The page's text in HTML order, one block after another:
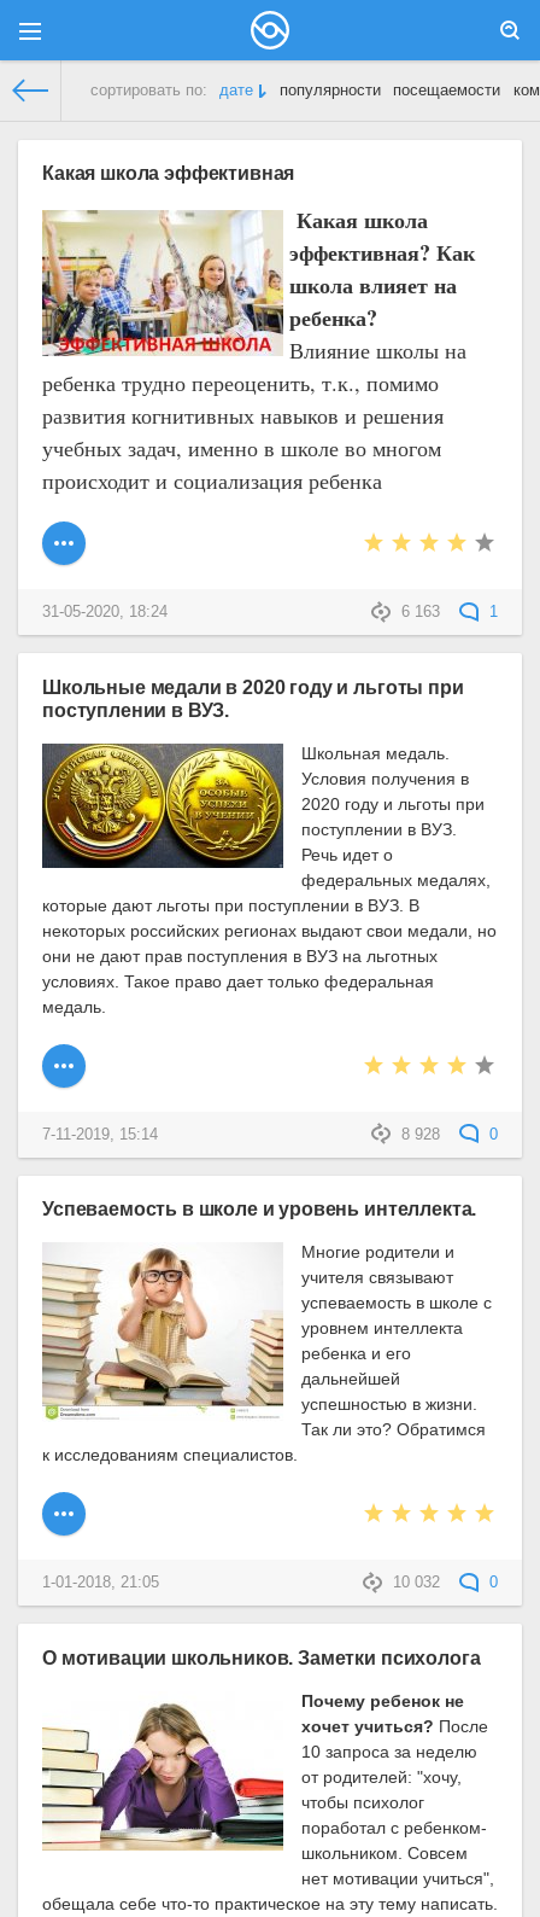
сортировать по: дате популярности посещаемости
Какая школа эффективная
Какая школа
эффективная? Как
школа влияет на
ребенка?
Влияние школы на
ребенка трудно переоценить, т.к., помимо
развития когнитивных навыков и решения
учебных задач, именно в школе во многом
происходит и социализация ребенка
6 163 1
31-05-2020, 18:24
Школьные медали в 2020 году и льготы при
поступлении в ВУЗ.
Школьная медаль.
Условия получения в
2020 году и льготы при
поступлении в ВУЗ.
Речь идет о
федеральных медалях,
которые дают льготы при поступлении в ВУЗ. В
некоторых российских регионах выдают свои медали, но
они не дают прав поступления в ВУЗ на льготных
условиях. Такое право дает только федеральная
медаль.
8 928 0
7-11-2019, 15:14
Успеваемость в школе и уровень интеллекта.
Многие родители и
учителя связывают
успеваемость в школе с
уровнем интеллекта
ребенка и его
дальнейшей
успешностью в жизни.
Так ли это? Обратимся
к исследованиям специалистов.
10 032 0
1-01-2018, 21:05
О мотивации школьников. Заметки психолога
Почему ребенок не
хочет учиться? После
10 запроса за неделю
от родителей: "хочу,
чтобы психолог
поработал с ребенком-
школьником. Совсем
нет мотивации учиться",
обещала себе что-то практическое на эту тему написать.